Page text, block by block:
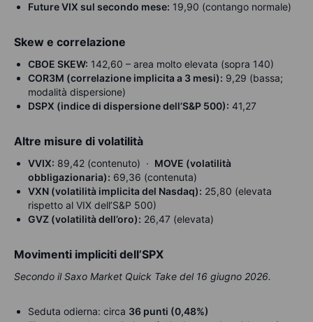
Future VIX sul secondo mese: 19,90 (contango normale)
Skew e correlazione
CBOE SKEW: 142,60 – area molto elevata (sopra 140)
COR3M (correlazione implicita a 3 mesi): 9,29 (bassa;
modalità dispersione)
DSPX (indice di dispersione dell’S&P 500): 41,27
Altre misure di volatilità
VVIX: 89,42 (contenuto) · MOVE (volatilità
obbligazionaria): 69,36 (contenuta)
VXN (volatilità implicita del Nasdaq): 25,80 (elevata
rispetto al VIX dell’S&P 500)
GVZ (volatilità dell’oro): 26,47 (elevata)
Movimenti impliciti dell’SPX
Secondo il Saxo Market Quick Take del 16 giugno 2026.
Seduta odierna: circa 36 punti (0,48%)